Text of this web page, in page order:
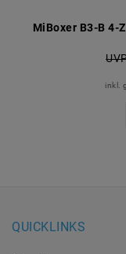
MiBoxer B3-B 4-
inkl.
QUICKLINKS